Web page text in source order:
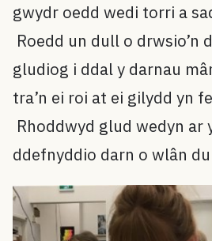
gwydr oedd wedi torri a
Roedd un dull o drwsio’n
gludiog i ddal y darnau
tra’n ei roi at ei gilydd yn
Rhoddwyd glud wedyn ar
ddefnyddio darn o wlân